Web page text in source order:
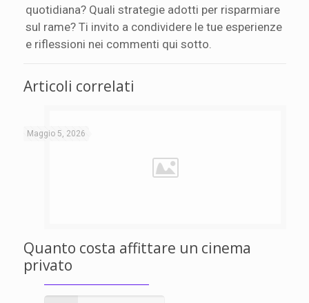
quotidiana? Quali strategie adotti per risparmiare
sul rame? Ti invito a condividere le tue esperienze
e riflessioni nei commenti qui sotto.
Articoli correlati
Maggio 5, 2026
Quanto costa affittare un cinema
privato